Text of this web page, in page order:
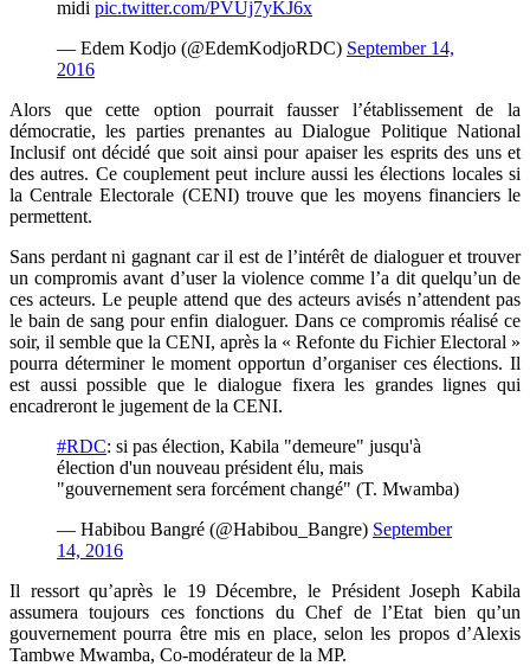
midi pic.twitter.com/PVUj7yKJ6x
— Edem Kodjo (@EdemKodjoRDC) September 14,
2016
Alors que cette option pourrait fausser l’établissement de la
démocratie, les parties prenantes au Dialogue Politique National
Inclusif ont décidé que soit ainsi pour apaiser les esprits des uns et
des autres. Ce couplement peut inclure aussi les élections locales si
la Centrale Electorale (CENI) trouve que les moyens financiers le
permettent.
Sans perdant ni gagnant car il est de l’intérêt de dialoguer et trouver
un compromis avant d’user la violence comme l’a dit quelqu’un de
ces acteurs. Le peuple attend que des acteurs avisés n’attendent pas
le bain de sang pour enfin dialoguer. Dans ce compromis réalisé ce
soir, il semble que la CENI, après la « Refonte du Fichier Electoral »
pourra déterminer le moment opportun d’organiser ces élections. Il
est aussi possible que le dialogue fixera les grandes lignes qui
encadreront le jugement de la CENI.
#RDC: si pas élection, Kabila "demeure" jusqu'à
élection d'un nouveau président élu, mais
"gouvernement sera forcément changé" (T. Mwamba)
— Habibou Bangré (@Habibou_Bangre) September
14, 2016
Il ressort qu’après le 19 Décembre, le Président Joseph Kabila
assumera toujours ces fonctions du Chef de l’Etat bien qu’un
gouvernement pourra être mis en place, selon les propos d’Alexis
Tambwe Mwamba, Co-modérateur de la MP.